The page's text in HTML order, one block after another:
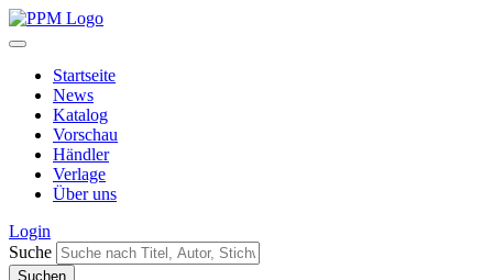
Startseite
News
Katalog
Vorschau
Händler
Verlage
Über uns
Login
Suche